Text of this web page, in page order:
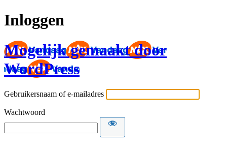
Inloggen
Mogelijk gemaakt door
WordPress
Gebruikersnaam of e-mailadres
Wachtwoord